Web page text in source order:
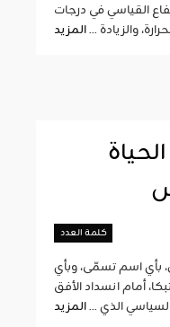
القياسي في درجات
والزيادة ...
كلمة العدد
بأي اسم تسمّى، وبأي
أمام انسداد الأفق
الذي ...